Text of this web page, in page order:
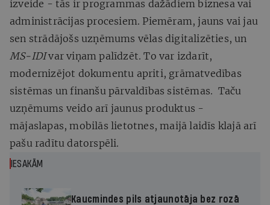
izveide - tās ir programmas dažādiem biznesa vai
administrācijas procesiem. Piemēram, jauns vai jau
sen strādājošs uzņēmums vēlas digitalizēties, un
MS-IDIvar viņam palīdzēt. To var izdarīt,
modernizējot dokumentu apriti, grāmatvedības
sistēmas un finanšu pārvaldības sistēmas. Taču
uzņēmums veido arī jaunus produktus -
mājaslapas, mobilās lietotnes, maijā laidīs klajā arī
pašu radītu datorspēli.
IESAKĀM
Kaucmindes pils atjaunotāja bez rozā